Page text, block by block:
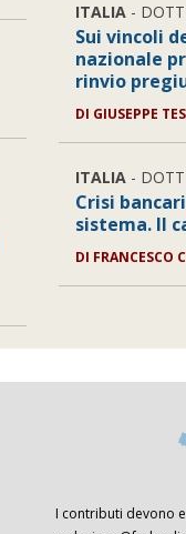
ITALIA -
Sui vincoli
nazionale
rinvio
DI GIUSEPPE
ITALIA -
Crisi
sistema. Il
DI FRANCESCO
I contributi devono